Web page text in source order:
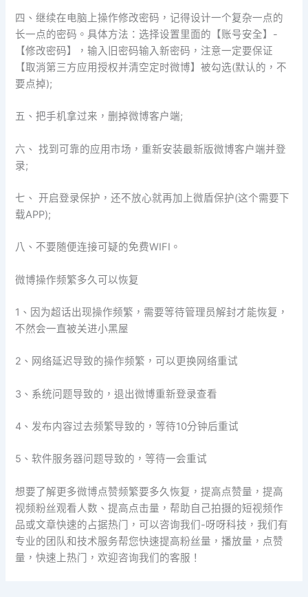
四、继续在电脑上操作修改密码，记得设计一个复杂一点的
长一点的密码。具体方法：选择设置里面的【账号安全】-
【修改密码】，输入旧密码输入新密码，注意一定要保证
【取消第三方应用授权并清空定时微博】被勾选(默认的，不
要点掉);
五、把手机拿过来，删掉微博客户端;
六、 找到可靠的应用市场，重新安装最新版微博客户端并登
录;
七、 开启登录保护，还不放心就再加上微盾保护(这个需要下
载APP);
八、不要随便连接可疑的免费WIFI。
微博操作频繁多久可以恢复
1、因为超话出现操作频繁，需要等待管理员解封才能恢复，
不然会一直被关进小黑屋
2、网络延迟导致的操作频繁，可以更换网络重试
3、系统问题导致的，退出微博重新登录查看
4、发布内容过去频繁导致的，等待10分钟后重试
5、软件服务器问题导致的，等待一会重试
想要了解更多微博点赞频繁要多久恢复，提高点赞量，提高
视频粉丝观看人数、提高点击量，帮助自己拍摄的短视频作
品或文章快速的占据热门，可以咨询我们-呀呀科技，我们有
专业的团队和技术服务帮您快速提高粉丝量，播放量，点赞
量，快速上热门，欢迎咨询我们的客服！